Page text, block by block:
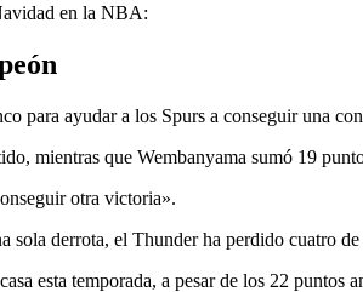
en la NBA:
para ayudar a los Spurs a conseguir una
mientras que Wembanyama sumó 19
otra victoria».
derrota, el Thunder ha perdido cuatro
esta temporada, a pesar de los 22